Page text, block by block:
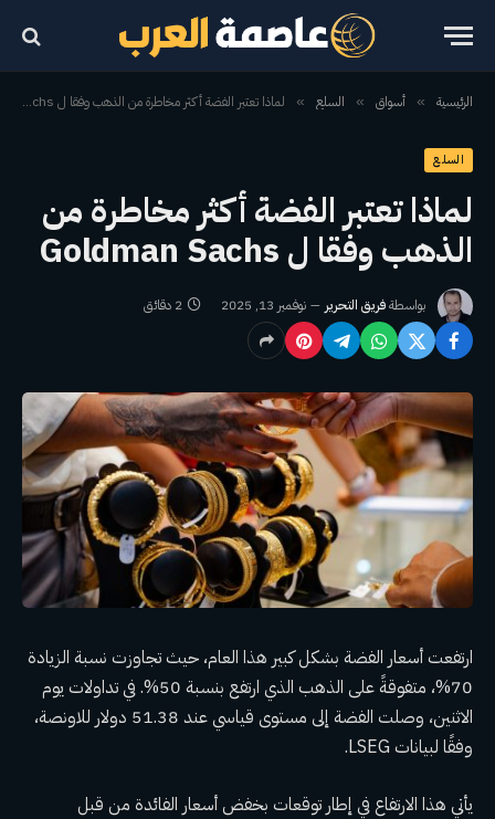
الرئيسية » أسواق » السلع » لماذا تعتبر الفضة أكثر مخاطرة من الذهب وفقا ل Goldman Sachs
السلع
لماذا تعتبر الفضة أكثر مخاطرة من
الذهب وفقا ل Goldman Sachs
بواسطةفريق التحرير نوفمبر 13, 2025 2 دقائق
ارتفعت أسعار الفضة بشكل كبير هذا العام، حيث تجاوزت نسبة الزيادة
70%، متفوقةً على الذهب الذي ارتفع بنسبة 50%. في تداولات يوم
الاثنين، وصلت الفضة إلى مستوى قياسي عند 51.38 دولار للاونصة،
وفقًا لبيانات LSEG.
يأتي هذا الارتفاع في إطار توقعات بخفض أسعار الفائدة من قبل